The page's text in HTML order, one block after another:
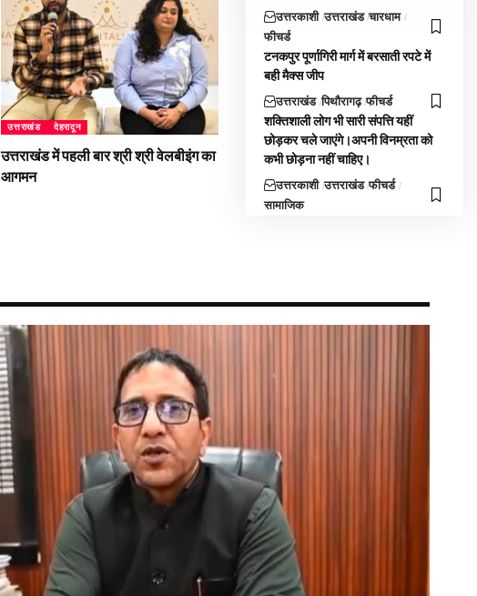
उत्तराखंड देहरादून
उत्तराखंड में पहली बार श्री श्री वेलबीइंग का
आगमन
उत्तरकाशी उत्तराखंड चारधाम
फीचर्ड
टनकपुर पूर्णागिरी मार्ग में बरसाती रपटे में
बही मैक्स जीप
उत्तराखंड पिथौरागढ़ फीचर्ड
शक्तिशाली लोग भी सारी संपत्ति यहीं
छोड़कर चले जाएंगे।अपनी विनम्रता को
कभी छोड़ना नहीं चाहिए।
उत्तरकाशी उत्तराखंड फीचर्ड
सामाजिक